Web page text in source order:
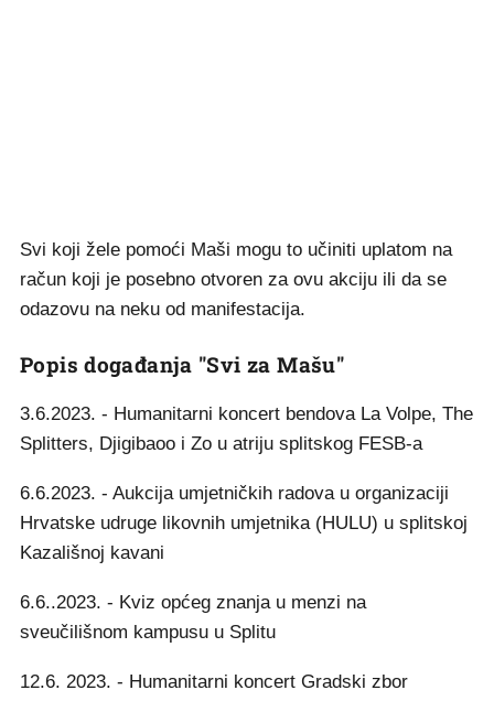
Svi koji žele pomoći Maši mogu to učiniti uplatom na
račun koji je posebno otvoren za ovu akciju ili da se
odazovu na neku od manifestacija.
Popis događanja "Svi za Mašu"
3.6.2023. - Humanitarni koncert bendova La Volpe, The
Splitters, Djigibaoo i Zo u atriju splitskog FESB-a
6.6.2023. - Aukcija umjetničkih radova u organizaciji
Hrvatske udruge likovnih umjetnika (HULU) u splitskoj
Kazališnoj kavani
6.6..2023. - Kviz općeg znanja u menzi na
sveučilišnom kampusu u Splitu
12.6. 2023. - Humanitarni koncert Gradski zbor